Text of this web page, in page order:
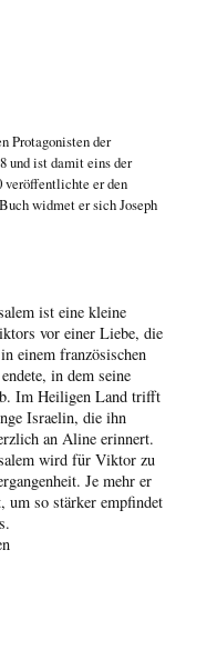
Protagonisten der
und ist damit eins der
veröffentlichte er den
widmet er sichJoseph
ist eine kleine
vor einer Liebe, die
einem französischen
in dem seine
Im Heiligen Land trifft
Israelin, die ihn
an Aline erinnert.
wird für Viktor zu
Je mehr er
um so stärker empfindet